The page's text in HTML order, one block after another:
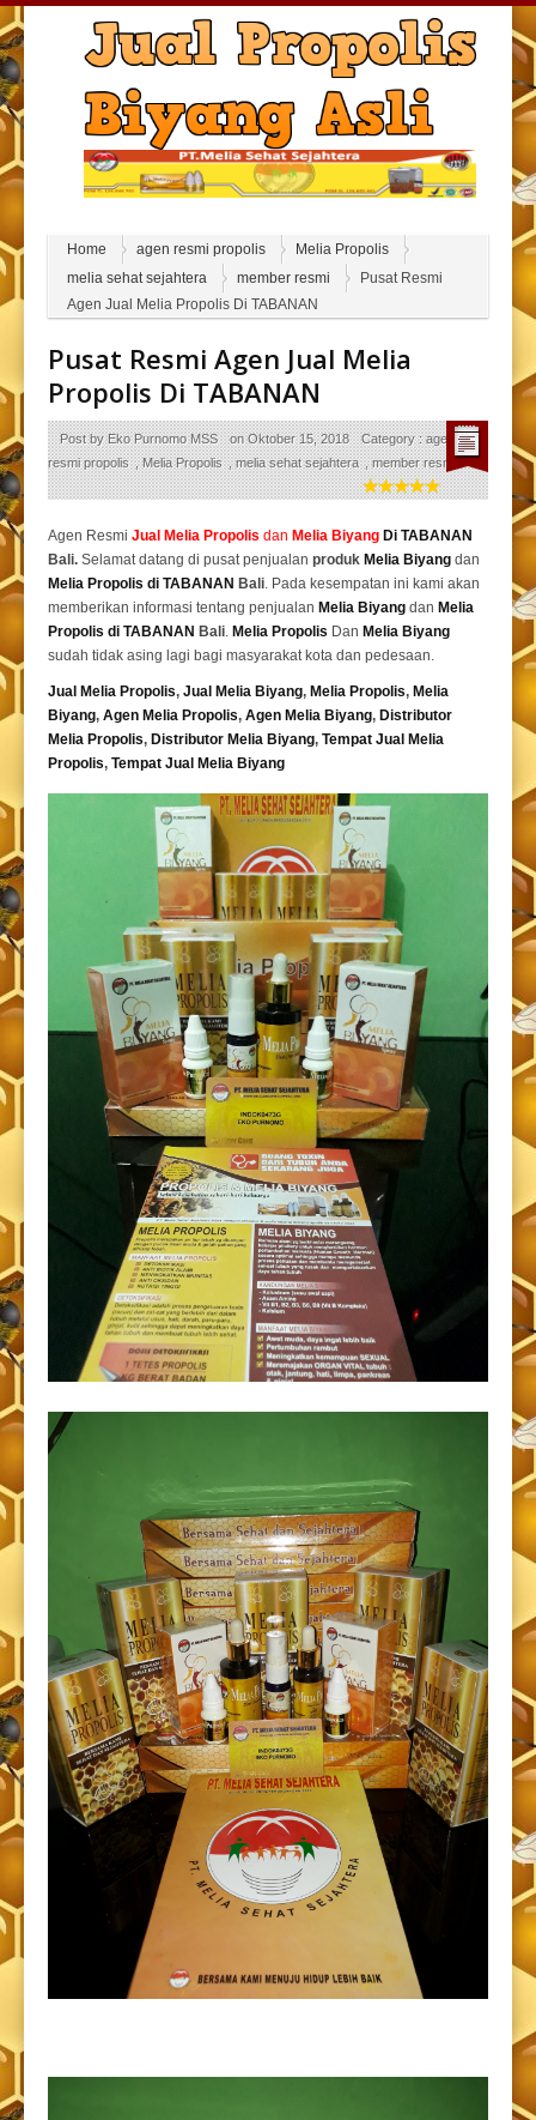
Home agen resmi propolis
Melia Propolis
melia sehat sejahtera
member resmi
Pusat Resmi
Agen Jual Melia Propolis Di TABANAN
Pusat Resmi Agen Jual Melia
Propolis Di TABANAN
Post byEko Purnomo MSS onOktober 15, 2018 Category :agen
resmi propolis ,Melia Propolis ,melia sehat sejahtera ,member resmi
Agen Resmi Jual Melia Propolis dan Melia Biyang Di TABANAN
Bali. Selamat datang di pusat penjualan produk Melia Biyang dan
Melia Propolis di TABANAN Bali. Pada kesempatan ini kami akan
memberikan informasi tentang penjualan Melia Biyang dan Melia
Propolis di TABANAN Bali. Melia Propolis Dan Melia Biyang
sudah tidak asing lagi bagi masyarakat kota dan pedesaan.
Jual Melia Propolis, Jual Melia Biyang, Melia Propolis, Melia
Biyang, Agen Melia Propolis, Agen Melia Biyang, Distributor
Melia Propolis, Distributor Melia Biyang, Tempat Jual Melia
Propolis, Tempat Jual Melia Biyang